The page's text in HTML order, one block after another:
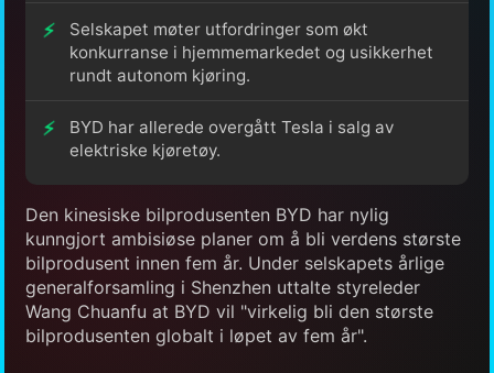
Selskapet møter utfordringer som økt
konkurranse i hjemmemarkedet og usikkerhet
rundt autonom kjøring.
BYD har allerede overgått Tesla i salg av
elektriske kjøretøy.
Den kinesiske bilprodusenten BYD har nylig
kunngjort ambisiøse planer om å bli verdens største
bilprodusent innen fem år. Under selskapets årlige
generalforsamling i Shenzhen uttalte styreleder
Wang Chuanfu at BYD vil "virkelig bli den største
bilprodusenten globalt i løpet av fem år".